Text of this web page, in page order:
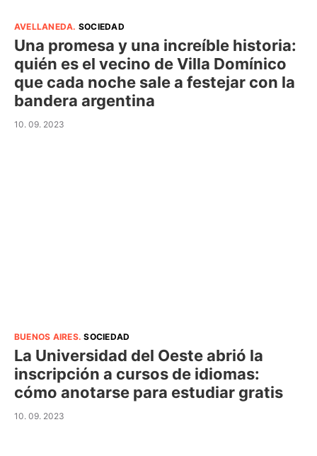
AVELLANEDA. SOCIEDAD
Una promesa y una increíble historia:
quién es el vecino de Villa Domínico
que cada noche sale a festejar con la
bandera argentina
10. 09. 2023
BUENOS AIRES.SOCIEDAD
La Universidad del Oeste abrió la
inscripción a cursos de idiomas:
cómo anotarse para estudiar gratis
10. 09. 2023